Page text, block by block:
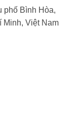
phố Bình Hòa,
Minh, Việt Nam